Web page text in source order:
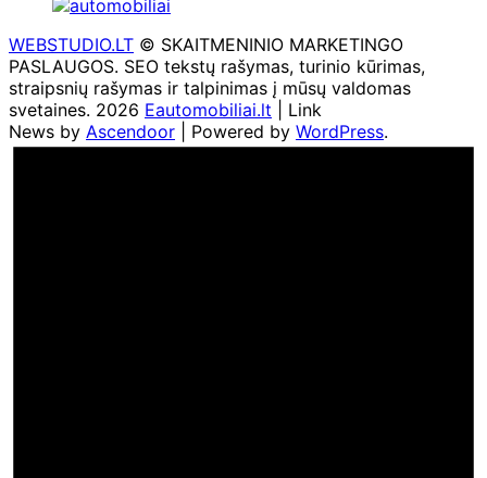
WEBSTUDIO.LT © SKAITMENINIO MARKETINGO
PASLAUGOS. SEO tekstų rašymas, turinio kūrimas,
straipsnių rašymas ir talpinimas į mūsų valdomas
svetaines. 2026 Eautomobiliai.lt | Link
News by Ascendoor | Powered by WordPress.